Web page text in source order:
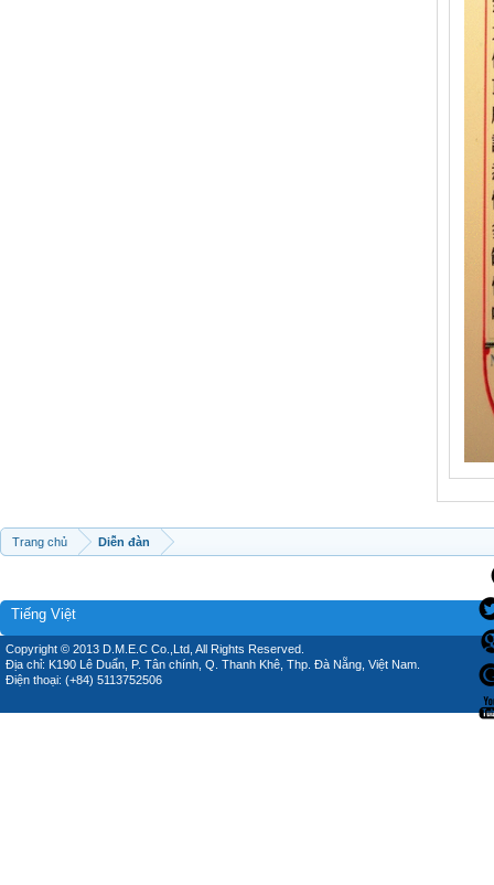
Trang chủ Diễn đàn
Tiếng Việt
Copyright © 2013 D.M.E.C Co.,Ltd, All Rights Reserved.
Địa chỉ: K190 Lê Duẩn, P. Tân chính, Q. Thanh Khê, Thp. Đà Nẵng, Việt Nam.
Điện thoại: (+84) 5113752506